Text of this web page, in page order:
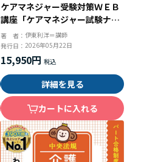
ケアマネジャー受験対策ＷＥＢ
講座「ケアマネジャー試験ナビ
２０２６」全セット
著 者： 伊東利洋＝講師
発行日： 2026年05月22日
15,950円
詳細を見る
カートに入れる